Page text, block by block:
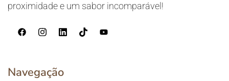
proximidade e um sabor incomparável!
Navegação